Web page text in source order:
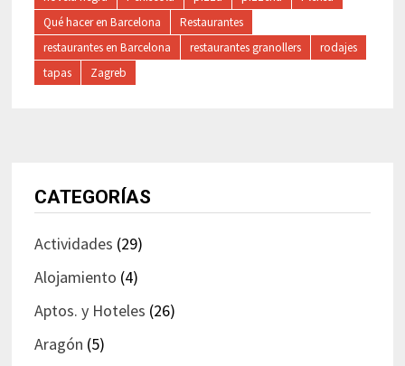
Qué hacer en Barcelona
Restaurantes
restaurantes en Barcelona
restaurantes granollers
rodajes
tapas
Zagreb
CATEGORÍAS
Actividades (29)
Alojamiento (4)
Aptos. y Hoteles (26)
Aragón (5)